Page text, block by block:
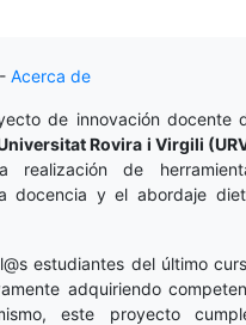
- Acerca de
de innovación docente
Rovira i Virgili
realización de
docencia y el abordaje
estudiantes del último
adquiriendo
este proyecto